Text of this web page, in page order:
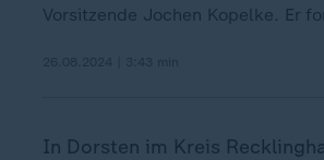
Vorsitzende Jochen Kopelke. Er
In Dorsten im Kreis